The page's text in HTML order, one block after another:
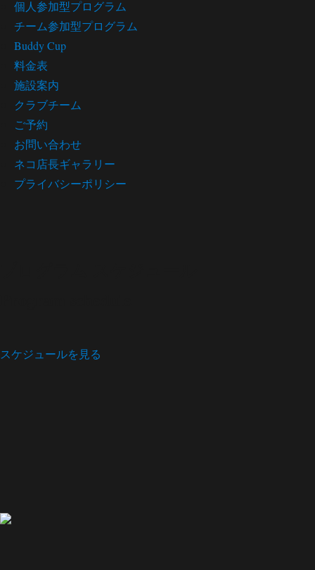
個人参加型プログラム
チーム参加型プログラム
Buddy Cup
料金表
施設案内
クラブチーム
ご予約
お問い合わせ
ネコ店長ギャラリー
プライバシーポリシー
スケジュールを見る